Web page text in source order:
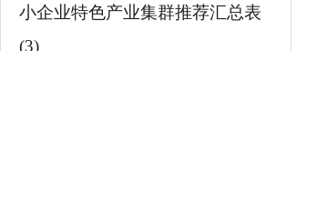
小企业特色产业集群推荐汇总表
(3)